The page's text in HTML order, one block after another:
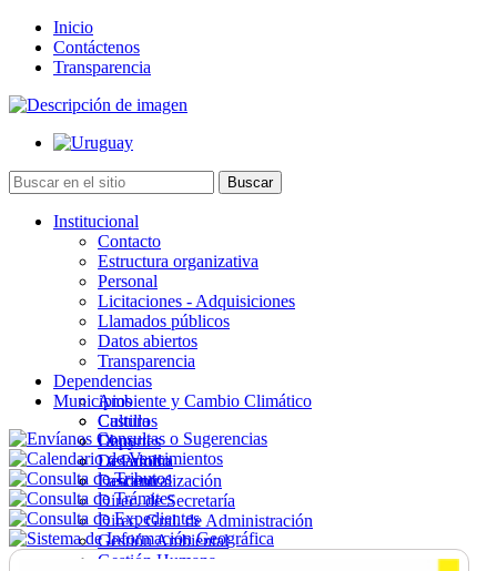
Inicio
Contáctenos
Transparencia
Institucional
Contacto
Estructura organizativa
Personal
Licitaciones - Adquisiciones
Llamados públicos
Datos abiertos
Transparencia
Dependencias
Ambiente y Cambio Climático
Cultura
Deportes
Desarrollo
Descentralización
Direc. de Secretaría
Direc. Gral. de Administración
Gestión Ambiental
Gestión Humana
Municipios
Castillos
Chuy
La Paloma
Lascano